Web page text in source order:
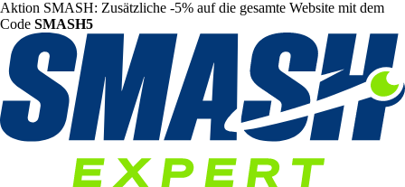
Aktion SMASH: Zusätzliche -5% auf die gesamte Website mit dem
Code SMASH5